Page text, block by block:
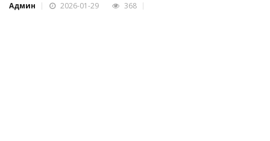
Админ 2026-01-29 368